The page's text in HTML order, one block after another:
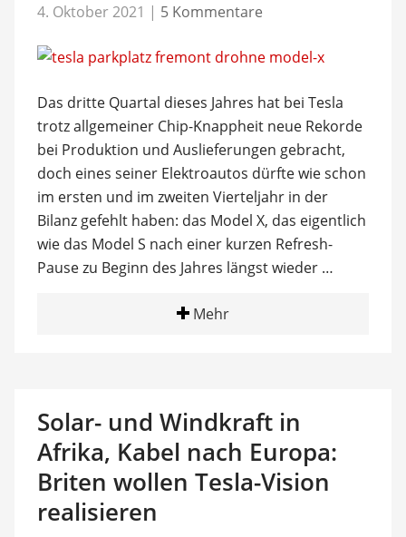
4. Oktober 2021 | 5 Kommentare
Das dritte Quartal dieses Jahres hat bei Tesla
trotz allgemeiner Chip-Knappheit neue Rekorde
bei Produktion und Auslieferungen gebracht,
doch eines seiner Elektroautos dürfte wie schon
im ersten und im zweiten Vierteljahr in der
Bilanz gefehlt haben: das Model X, das eigentlich
wie das Model S nach einer kurzen Refresh-
Pause zu Beginn des Jahres längst wieder …
Mehr
Solar- und Windkraft in
Afrika, Kabel nach Europa:
Briten wollen Tesla-Vision
realisieren